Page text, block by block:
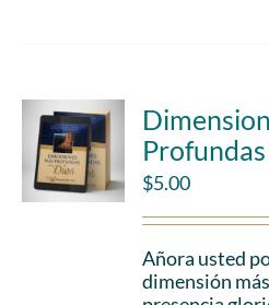
$5.00
Añora usted
dimensión